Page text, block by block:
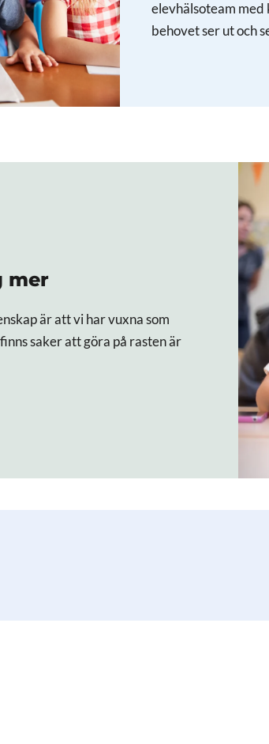
elevhälsoteam med
behovet ser ut och
mer
är att vi har vuxna som
saker att göra på rasten är